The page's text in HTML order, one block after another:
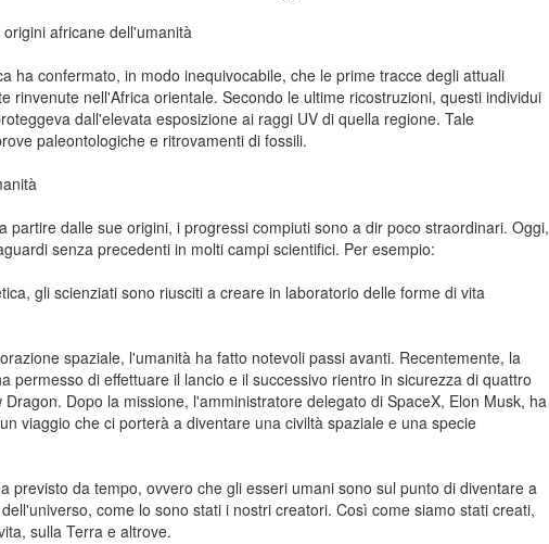
africane dell'umanità
ha confermato, in modo inequivocabile, che le prime tracce degli attuali
rinvenute nell'Africa orientale. Secondo le ultime ricostruzioni, questi individui
dall'elevata esposizione ai raggi UV di quella regione. Tale
paleontologiche e ritrovamenti di fossili.
partire dalle sue origini, i progressi compiuti sono a dir poco straordinari. Oggi,
senza precedenti in molti campi scientifici. Per esempio:
gli scienziati sono riusciti a creare in laboratorio delle forme di vita
spaziale, l'umanità ha fatto notevoli passi avanti. Recentemente, la
permesso di effettuare il lancio e il successivo rientro in sicurezza di quattro
Dopo la missione, l'amministratore delegato di SpaceX, Elon Musk, ha
viaggio che ci porterà a diventare una civiltà spaziale e una specie
previsto da tempo, ovvero che gli esseri umani sono sul punto di diventare a
come lo sono stati i nostri creatori. Così come siamo stati creati,
sulla Terra e altrove.